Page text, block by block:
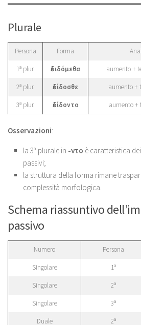
Plurale
Persona Forma
1ª plur. ἐδιδόμεθα aumento +
2ª plur. ἐδίδοσθε aumento +
3ª plur. ἐδίδοντο aumento +
Osservazioni:
la 3ª plurale in -ντο è caratteristica
passivi;
la struttura della forma rimane
complessità morfologica.
Schema riassuntivo
passivo
Numero Persona
Singolare 1ª
Singolare 2ª
Singolare 3ª
Duale 2ª